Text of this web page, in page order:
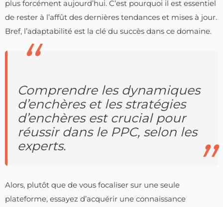
plus forcément aujourd’hui. C’est pourquoi il est essentiel
de rester à l’affût des dernières tendances et mises à jour.
Bref, l’adaptabilité est la clé du succès dans ce domaine.
Comprendre les dynamiques
d’enchères et les stratégies
d’enchères est crucial pour
réussir dans le PPC, selon les
experts.
Alors, plutôt que de vous focaliser sur une seule
plateforme, essayez d’acquérir une connaissance